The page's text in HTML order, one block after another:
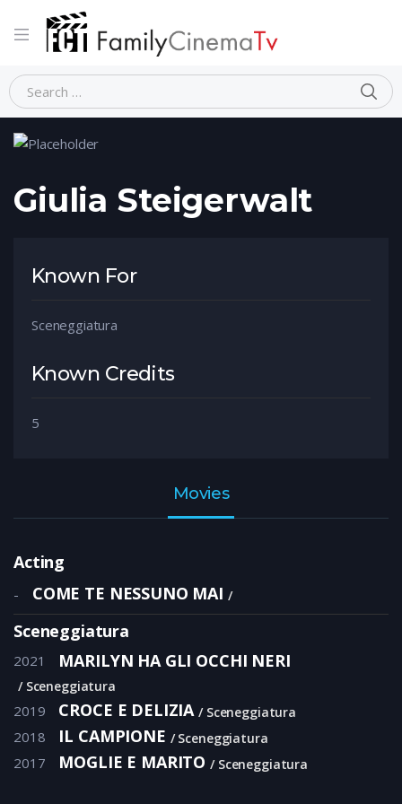
Home Person Giulia Steigerwalt
Giulia Steigerwalt
Known For
Sceneggiatura
Known Credits
5
Movies
Acting
-
COME TE NESSUNO MAI
Sceneggiatura
2021 MARILYN HA GLI OCCHI NERI
Sceneggiatura
2019 CROCE E DELIZIA Sceneggiatura
2018 IL CAMPIONE Sceneggiatura
2017 MOGLIE E MARITO Sceneggiatura